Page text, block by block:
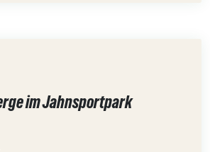
im Jahnsportpark